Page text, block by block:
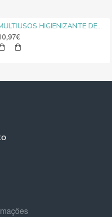
MULTIUSOS HIGIENIZANTE DESENGORDURANTE NEUTRO MEDIROLO® 5L